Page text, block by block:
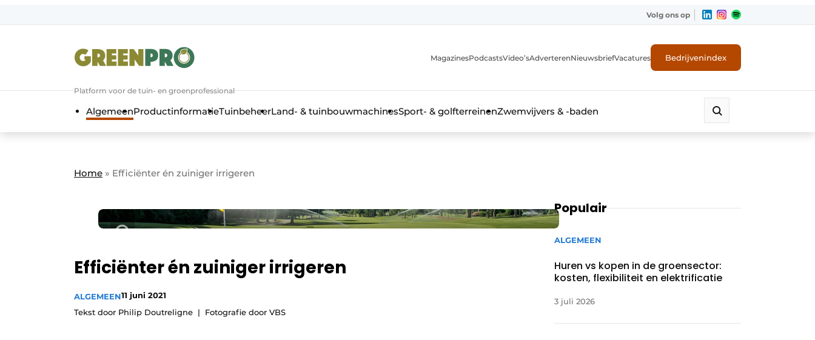
Algemene voorwaarden
Contact
GreenPro | Platform voor de tuin- en groenprofessional
Nieuwsbrief
Privacy / Cookie statement
Volg ons op
Platform voor de tuin- en groenprofessional
MagazinesPodcastsVideo’sAdverterenNieuwsbriefVacatures Bedrijvenindex
AlgemeenProductinformatieTuinbeheerLand- & tuinbouwmachinesSport- & golfterreinenZwemvijvers & -baden
Home » Efficiënter én zuiniger irrigeren
Efficiënter én zuiniger irrigeren
ALGEMEEN11 juni 2021
Tekst door Philip Doutreligne
Fotografie door VBS
Populair
ALGEMEEN
Huren vs kopen in de groensector:
kosten, flexibiliteit en elektrificatie
3 juli 2026